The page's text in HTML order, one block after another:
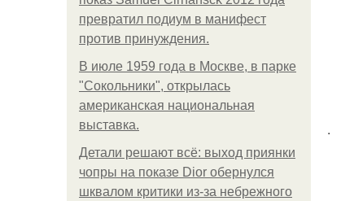
превратил подиум в манифест
против принуждения.
В июле 1959 года в Москве, в парке
"Сокольники", открылась
американская национальная
выставка.
Детали решают всё: выход приянки
чопры на показе Dior обернулся
шквалом критики из-за небрежного
.